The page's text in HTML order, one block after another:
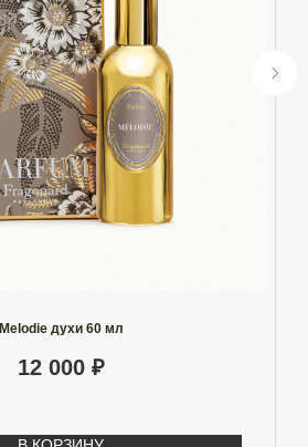
Melodie духи 60 мл
12 000 ₽